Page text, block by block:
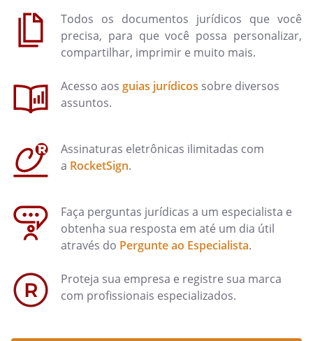
Todos os documentos jurídicos que você
precisa, para que você possa personalizar,
compartilhar, imprimir e muito mais.
Acesso aos guias jurídicos sobre diversos
assuntos.
Assinaturas eletrônicas ilimitadas com
a RocketSign.
Faça perguntas jurídicas a um especialista e
obtenha sua resposta em até um dia útil
através do Pergunte ao Especialista.
Proteja sua empresa e registre sua marca
com profissionais especializados.